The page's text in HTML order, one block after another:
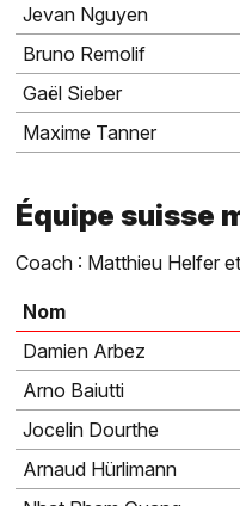
Jevan Nguyen
Bruno Remolif
Gaël Sieber
Maxime Tanner
Équipe suisse
Coach : Matthieu Helfer
Nom
Damien Arbez
Arno Baiutti
Jocelin Dourthe
Arnaud Hürlimann